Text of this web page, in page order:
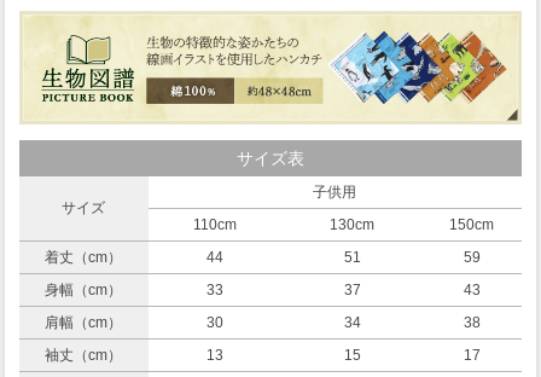
サイズ表
サイズ
子供用
110cm
130cm
150cm
着丈（cm）
44 51
59
身幅（cm）
33 37
43
肩幅（cm）
30 34
38
袖丈（cm）
13 15
17